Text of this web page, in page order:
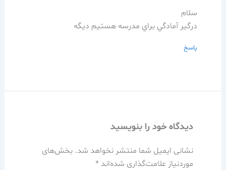
سلام
درگير آمادگي براي مدرسه هستيم ديگه
پاسخ
دیدگاه‌ خود را بنویسید
نشانی ایمیل شما منتشر نخواهد شد. بخش‌های
موردنیاز علامت‌گذاری شده‌اند *